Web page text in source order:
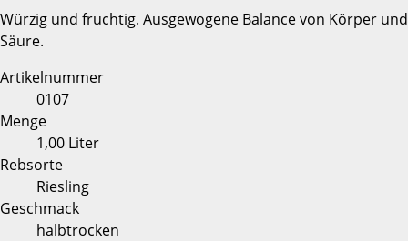
Würzig und fruchtig. Ausgewogene Balance von Körper und
Säure.
Artikelnummer
0107
Menge
1,00 Liter
Rebsorte
Riesling
Geschmack
halbtrocken